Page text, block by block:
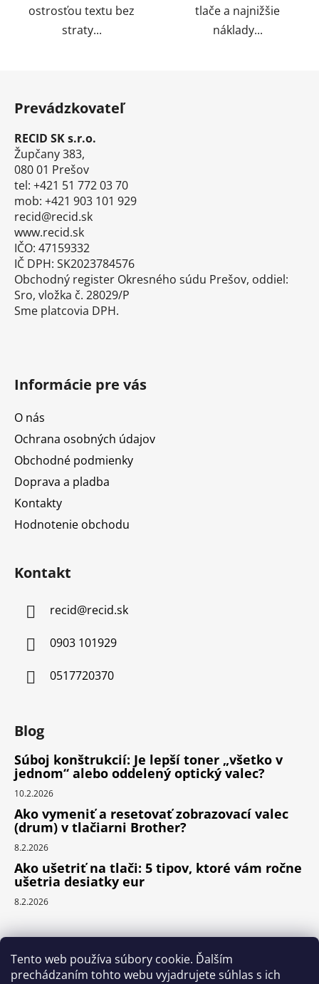
Tento web používa súbory cookie. Ďalším
prechádzaním tohto webu vyjadrujete súhlas s ich
ostrosťou textu bez
straty...
tlače a najnižšie
náklady...
Prevádzkovateľ
RECID SK s.r.o.
Župčany 383,
080 01 Prešov
tel: +421 51 772 03 70
mob: +421 903 101 929
recid@recid.sk
www.recid.sk
IČO: 47159332
IČ DPH: SK2023784576
Obchodný register Okresného súdu Prešov, oddiel:
Sro, vložka č. 28029/P
Sme platcovia DPH.
Informácie pre vás
O nás
Ochrana osobných údajov
Obchodné podmienky
Doprava a pladba
Kontakty
Hodnotenie obchodu
Kontakt
recid@recid.sk
0903 101929
0517720370
Blog
Súboj konštrukcií: Je lepší toner „všetko v
jednom“ alebo oddelený optický valec?
10.2.2026
Ako vymeniť a resetovať zobrazovací valec
(drum) v tlačiarni Brother?
8.2.2026
Ako ušetriť na tlači: 5 tipov, ktoré vám ročne
ušetria desiatky eur
8.2.2026
Prijímame online platby